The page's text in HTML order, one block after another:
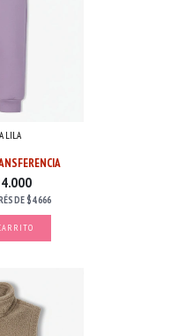
LILA
DE$4.666